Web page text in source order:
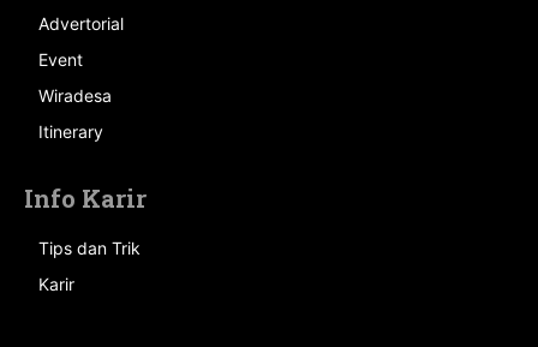
Advertorial
Event
Wiradesa
Itinerary
Info Karir
Tips dan Trik
Karir